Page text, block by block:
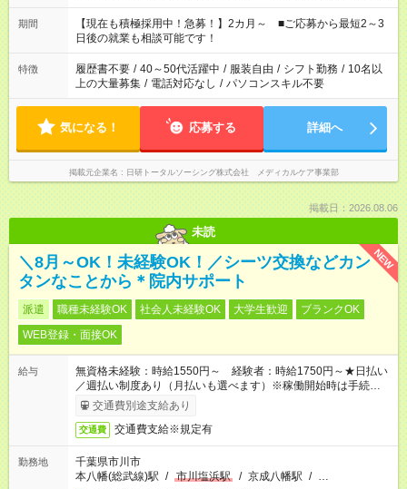
い」 「余裕を持って夕飯の準備がしたい」 「できれば残業はし
たくない」 など、ご希望を教えてくださいね。 ※Wワーク希望
の方へ 今ご覧のお仕事で希望する勤務時間と、もう1つのお仕事
の勤務時間。 合計で週40時間を超える場合は応募できません。
期間
【現在も積極採用中！急募！】2カ月～ ■ご応募から最短2～3
日後の就業も相談可能です！
特徴 履歴書不要 / 40～50代活躍中 / 服装自由 / シフト勤務 / 10名以
上の大量募集 / 電話対応なし / パソコンスキル不要
気になる！ 応募する 詳細へ
掲載元企業名 日研トータルソーシング株式会社 メディカルケア事業部
掲載日：2026.08.06
未読
NEW
＼8月～OK！未経験OK！／シーツ交換などカン
タンなことから＊院内サポート
派遣 職種未経験OK 社会人未経験OK 大学生歓迎
ブランクOK
WEB登録・面接OK
給与
無資格未経験：時給1550円～ 経験者：時給1750円～★日払い
／週払い制度あり（月払いも選べます）※稼働開始時は手続き完
了次第のお支払いとなります。
交通費別途支給あり
交通費 交通費支給※規定有
勤務地
千葉県市川市
本八幡(総武線)駅 / 市川塩浜駅 / 京成八幡駅 / …